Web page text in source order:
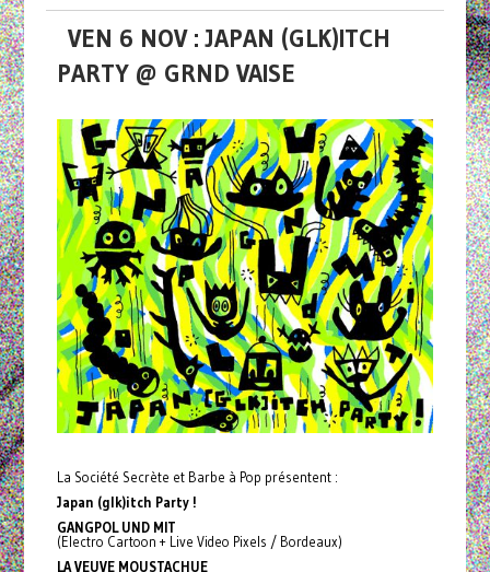
VEN 6 NOV : JAPAN (GLK)ITCH
PARTY @ GRND VAISE
La Société Secrète et Barbe à Pop présentent :
Japan (glk)itch Party !
GANGPOL UND MIT
(Electro Cartoon + Live Video Pixels / Bordeaux)
LA VEUVE MOUSTACHUE